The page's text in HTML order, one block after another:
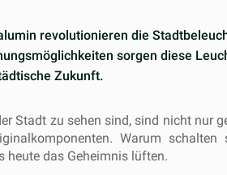
revolutionieren die
sorgen diese
Zukunft.
Stadt zu sehen sind, sind nicht nur
Warum
heute das Geheimnis lüften.